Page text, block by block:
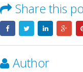
Share this
Author